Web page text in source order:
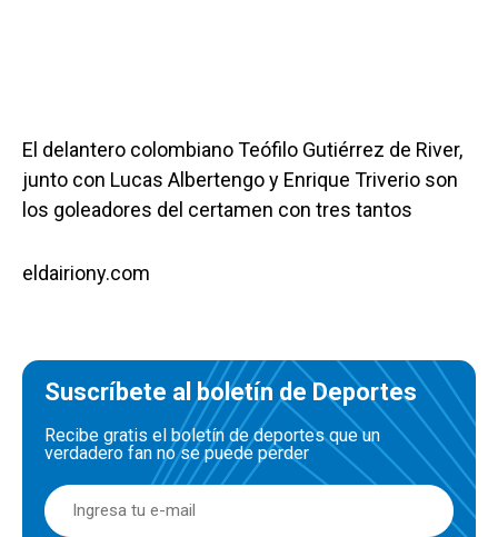
El delantero colombiano Teófilo Gutiérrez de River,
junto con Lucas Albertengo y Enrique Triverio son
los goleadores del certamen con tres tantos
eldairiony.com
Suscríbete al boletín de Deportes
Recibe gratis el boletín de deportes que un
verdadero fan no se puede perder